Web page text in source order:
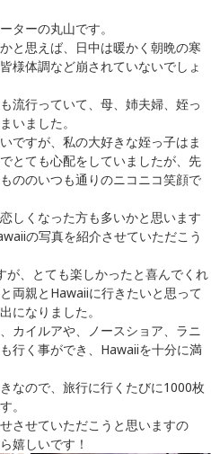
ターの丸山です。
と思えば、日中は暖かく朝晩の寒
様体調など崩されていないでしょ
流行っていて、母、姉夫婦、姪っ
いました。
ですが、私の大好きな姪っ子はま
とても心配をしていましたが、先
ののいつも通りのニコニコ笑顔で
しくなった方も多いかと思います
の写真を紹介させていただこう
が、とても楽しかったと喜んでくれ
両親とHawaiiに行きたいと思って
になりました。
カイルアや、ノースショア、ラニ
行く事ができ、Hawaiiを十分に満
なので、旅行に行くたびに1000枚
。
させていただこうと思いますの
嬉しいです！